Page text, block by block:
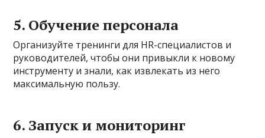
5. Обучение персонала
Организуйте тренинги для HR-специалистов и
руководителей, чтобы они привыкли к новому
инструменту и знали, как извлекать из него
максимальную пользу.
6. Запуск и мониторинг